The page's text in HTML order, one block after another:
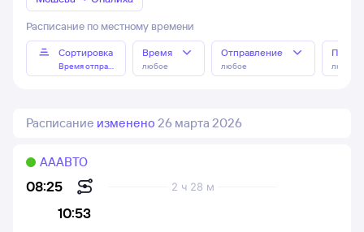
Расписание по местному времени
Сортировка
Время отправления
Время
любое
Отправление
любое любое
Расписание изменено 26 марта 2026
08:25
10:53
2 ч 28 м
АААВТО